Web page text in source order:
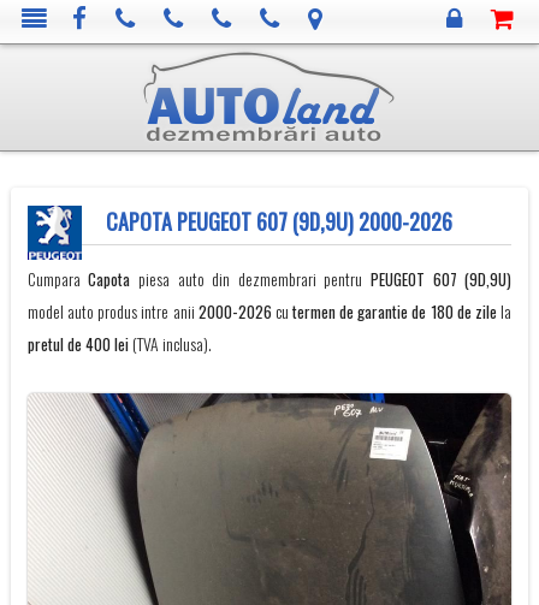
CAPOTA PEUGEOT 607 (9D,9U) 2000-2026
CumparaCapota piesa auto din dezmembrari pentru PEUGEOT 607 (9D,9U)
model auto produs intre anii 2000-2026 cutermen de garantie de 180 de zile la
pretul de 400 lei(TVA inclusa).